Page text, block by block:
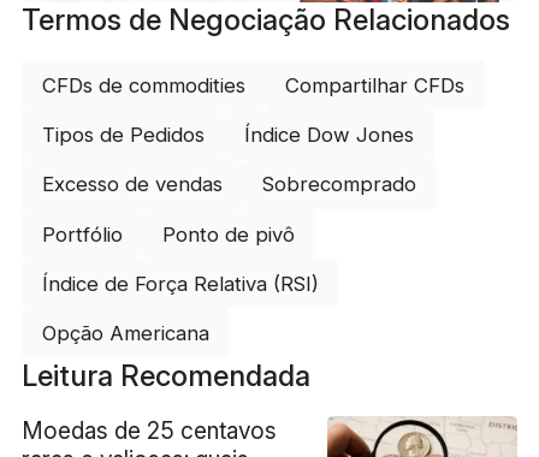
Termos de Negociação Relacionados
CFDs de commodities Compartilhar CFDs
Tipos de Pedidos Índice Dow Jones
Excesso de vendas Sobrecomprado
Portfólio Ponto de pivô
Índice de Força Relativa (RSI)
Opção Americana
Leitura Recomendada
Moedas de 25 centavos